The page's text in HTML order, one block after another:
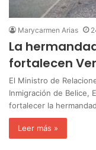
Marycarmen Arias
La
fortalecen
El Ministro de
Inmigración de Belice,
fortalecer la
Leer más »